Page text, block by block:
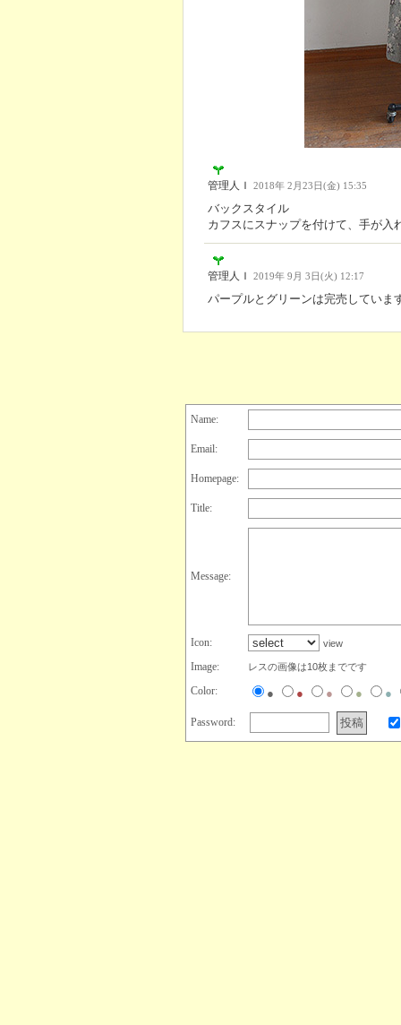
管理人Ｉ 2018年 2月23日(金) 15:35
バックスタイル
カフスにスナップを付けて、手が入
管理人Ｉ 2019年 9月 3日(火) 12:17
パープルとグリーンは完売していま
Name:
Email:
Homepage:
Title:
Message:
Icon: view
Image: レスの画像は10枚までです
Color: ● ● ● ● ●
Password: